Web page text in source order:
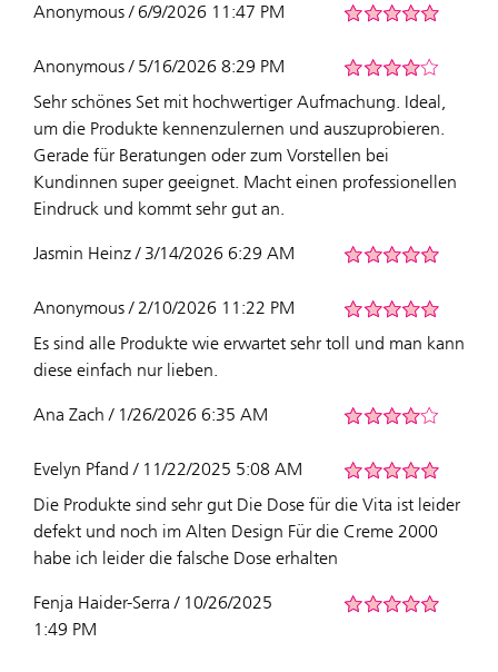
Anonymous / 6/9/2026 11:47 PM
Anonymous / 5/16/2026 8:29 PM
Sehr schönes Set mit hochwertiger Aufmachung. Ideal,
um die Produkte kennenzulernen und auszuprobieren.
Gerade für Beratungen oder zum Vorstellen bei
Kundinnen super geeignet. Macht einen professionellen
Eindruck und kommt sehr gut an.
Jasmin Heinz / 3/14/2026 6:29 AM
Anonymous / 2/10/2026 11:22 PM
Es sind alle Produkte wie erwartet sehr toll und man kann
diese einfach nur lieben.
Ana Zach / 1/26/2026 6:35 AM
Evelyn Pfand / 11/22/2025 5:08 AM
Die Produkte sind sehr gut Die Dose für die Vita ist leider
defekt und noch im Alten Design Für die Creme 2000
habe ich leider die falsche Dose erhalten
Fenja Haider-Serra / 10/26/2025
1:49 PM